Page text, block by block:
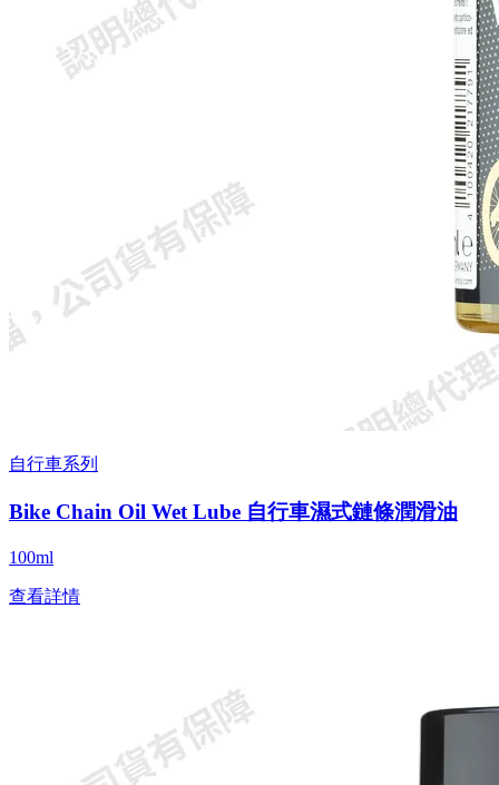
自行車系列
Bike Chain Oil Wet Lube 自行車濕式鏈條潤滑油
100ml
查看詳情